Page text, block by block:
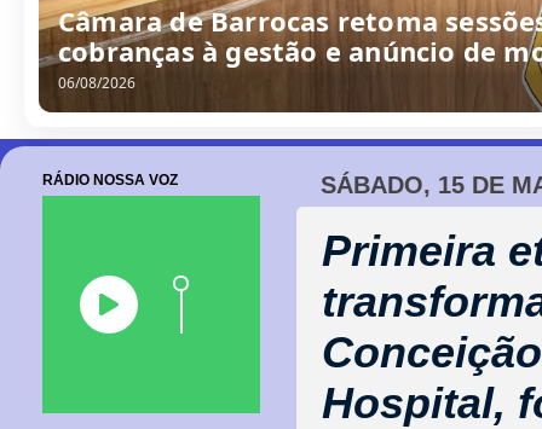
Câmara de Barrocas retoma
cobranças à gestão e anúncio de
06/08/2026
SÁBADO, 15 DE
Primeira
Hospital,
RÁDIO NOSSA VOZ